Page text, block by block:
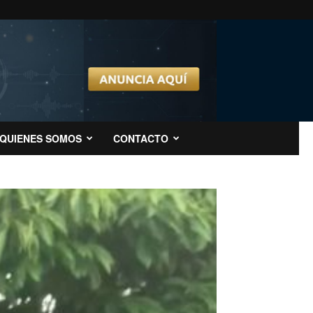
QUIENES SOMOS CONTACTO